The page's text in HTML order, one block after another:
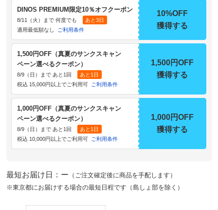
DINOS PREMIUM限定10％オフクーポン
8/11（火）まで 何度でも
あと3日
適用最低額なし
ご利用条件
10%OFF
獲得する
1,500円OFF（真夏のサンクスキャン
ペーン選べるクーポン）
8/9（日）まで あと1回
あと1日
税込 15,000円以上でご利用可 ご利用条件
1,500円OFF
獲得する
1,000円OFF（真夏のサンクスキャン
ペーン選べるクーポン）
8/9（日）まで あと1回
あと1日
税込 10,000円以上でご利用可 ご利用条件
1,000円OFF
獲得する
最短お届け日：ー （ご注文確定後に商品を手配します）
※東京都にお届けする場合の最短日程です（島しょ部を除く）